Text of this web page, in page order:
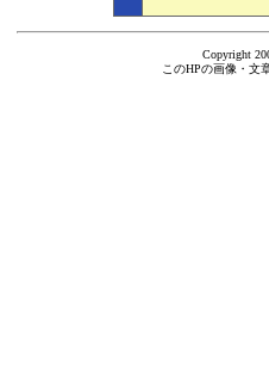
Copyright
このHPの画像・文